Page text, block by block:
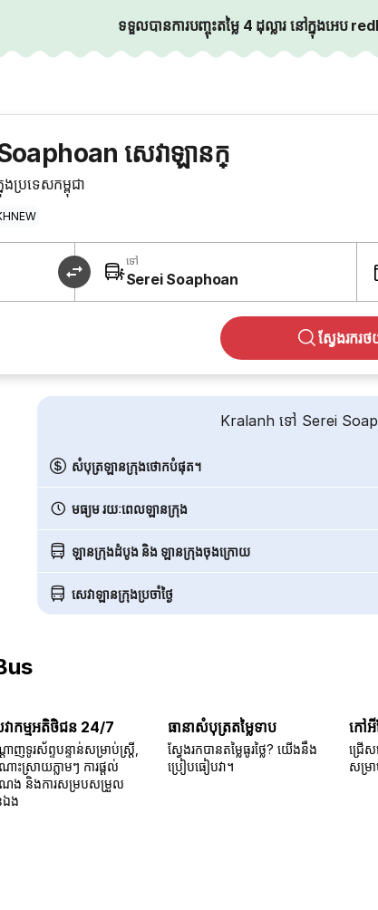
ទទួលបានការបញ្ចុះតម្លៃ 4 ដុល្លារ នៅក្នុងអេប
សេវាឡានក្
ប្រទេសកម្ពុជា
ទៅ
Serei Soaphoan
ស្វែងរករថ
Kralanh ទៅ Serei
សំបុត្រឡានក្រុងថោកបំផុត។
មធ្យម រយៈពេលឡានក្រុង
ឡានក្រុងដំបូង និង ឡានក្រុងចុងក្រោយ
សេវាឡានក្រុងប្រចាំថ្ងៃ
ាកម្មអតិថិជន 24/7
ាញទូរស័ព្ទបន្ទាន់សម្រាប់ស្ត្រី,
ះស្រាយភ្លាមៗ ការផ្តល់
ង និងការសម្របសម្រួល
ឯង
ធានាសំបុត្រតម្លៃទាប
ស្វែងរកបានតម្លៃធូរថ្លៃ? យើងនឹង
ប្រៀបធៀបវា។
កៅអី
ជ្រើ
សម្រា